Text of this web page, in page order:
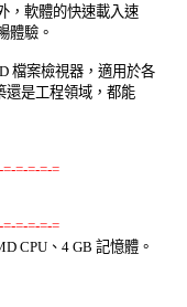
，軟體的快速載入速
體驗。
檔案檢視器，適用於各
還是工程領域，都能
=-=-=-=
=-=-=-=
CPU、4 GB 記憶體。